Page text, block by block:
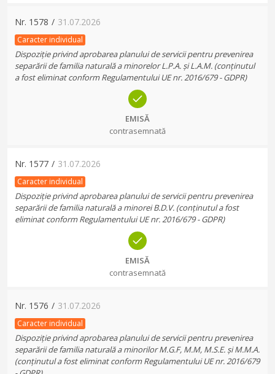
Nr. 1578 / 31.07.2026
Caracter individual
Dispoziție privind aprobarea planului de servicii pentru prevenirea
separării de familia naturală a minorelor L.P.A. și L.A.M. (conținutul
a fost eliminat conform Regulamentului UE nr. 2016/679 - GDPR)
EMISĂ
contrasemnată
Nr. 1577 / 31.07.2026
Caracter individual
Dispoziție privind aprobarea planului de servicii pentru prevenirea
separării de familia naturală a minorei B.D.V. (conținutul a fost
eliminat conform Regulamentului UE nr. 2016/679 - GDPR)
EMISĂ
contrasemnată
Nr. 1576 / 31.07.2026
Caracter individual
Dispoziție privind aprobarea planului de servicii pentru prevenirea
separării de familia naturală a minorilor M.G.F, M.M, M.S.E. și M.M.A.
(conținutul a fost eliminat conform Regulamentului UE nr. 2016/679